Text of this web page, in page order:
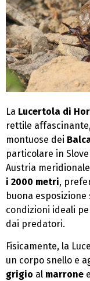
La Lucertola di
rettile
montuose dei
particolare in
Austria
i 2000 metri,
buona
condizioni ideali
dai predatori.
Fisicamente, la
un corpo snello e
grigio al marrone